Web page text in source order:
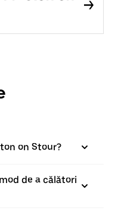
on Stour?
de a călători